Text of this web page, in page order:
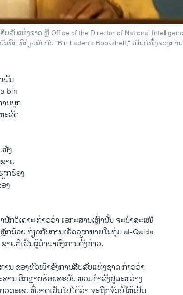
ບ​ແຫ່ງ​ຊາດ ຫຼື Office of the Director of National
ທຶກ ທີ່ກ່ຽວພັນກັບ "Bin Laden's Bookshelf," ເປັນຫໍ່ໜຶ່ງຂອງກາ
ພັນ
bin
ານ​ບຸກ​
ະລັດ
ທັງ
າຍ
ກຮ້ອງ
ງ
ນັກວິ​ເຄາະ ກ່າວ​ວ່າ ເອກ​ະສານ​ເຫຼົ່ານັ້ນ ຈະ​ນຳ​ສະ​ເໜີ
ຫຼັກນ້ອຍ ກ່ຽວກັບການເຮັດວຽກ​ພາຍ​ໃນ​ກຸ່ມ al-Qaida
າຍທີ່ເປັນ​ຜູ້ນຳພາ​ອົງການ​ດັ່ງກ່າວ​.
ານ ​ຂອງ​ຫົວໜ້າ​ອົງການ​ສືບ​ລັບ​ແຫ່ງ​ຊາດ ກ່າວ​ວ່າ
ສານ ອີກຫຼາຍຮ້ອຍ​ສະບັບ ​ພວມກຳລັງ​ຢູ່​ລະຫວ່າງ
ວດ​ສອບ​ ທີ່ອາດ​ເປັນ​ໄປ​ໄດ້ວ່າ ຈະຖືກຈັດ​ບໍ່ໃຫ້​ເປັນ